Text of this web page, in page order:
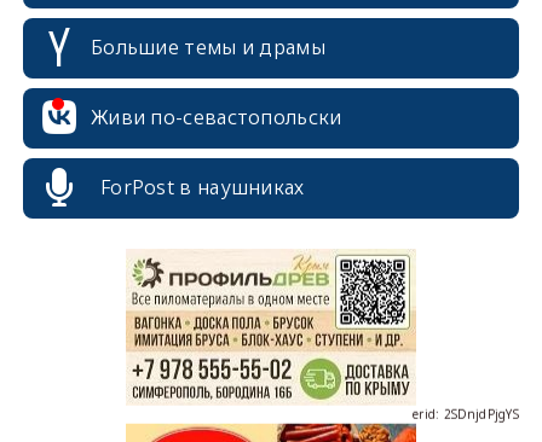
Большие темы и драмы
Живи по-севастопольски
ForPost в наушниках
erid: 2SDnjcrDNw6